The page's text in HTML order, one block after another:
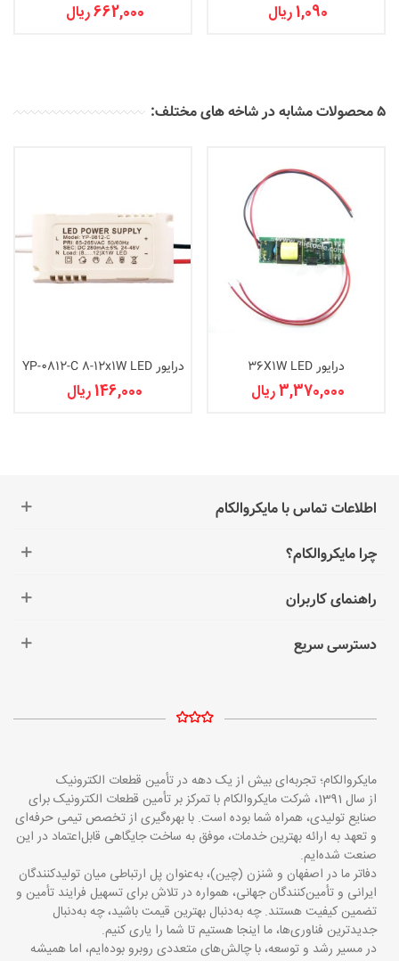
1,090 ریال 662,000 ریال
5 محصولات مشابه در شاخه های مختلف:
درایور 36X1W LED
3,370,000 ریال
درایور YP-0812-C 8-12x1W LED
جعبه دار
146,000 ریال
اطلاعات تماس با مایکروالکام
چرا مایکروالکام؟
راهنمای کاربران
دسترسی سریع
مایکروالکام؛ تجربه‌ای بیش از یک دهه در تأمین قطعات الکترونیک
از سال 1391، شرکت مایکروالکام با تمرکز بر تأمین قطعات الکترونیک برای
صنایع تولیدی، همراه شما بوده است. با بهره‌گیری از تخصص تیمی حرفه‌ای
و تعهد به ارائه بهترین خدمات، موفق به ساخت جایگاهی قابل‌اعتماد در این
صنعت شده‌ایم.
دفاتر ما در اصفهان و شنزن (چین)، به‌عنوان پل ارتباطی میان تولیدکنندگان
ایرانی و تأمین‌کنندگان جهانی، همواره در تلاش برای تسهیل فرایند تأمین و
تضمین کیفیت هستند. چه به‌دنبال بهترین قیمت باشید، چه به‌دنبال
جدیدترین فناوری‌ها، ما اینجا هستیم تا شما را یاری کنیم.
در مسیر رشد و توسعه، با چالش‌های متعددی روبرو بوده‌ایم، اما همیشه